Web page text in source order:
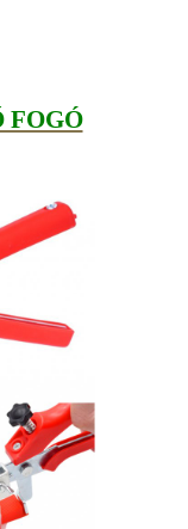
FOGÓ